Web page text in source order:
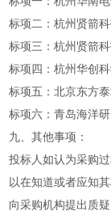
标项二：杭州贤箭
标项三：杭州贤箭
标项四：杭州华创
标项五：北京东方
标项六：青岛海洋
九、其他事项：
投标人如认为采购
以在知道或者应知
向采购机构提出质疑